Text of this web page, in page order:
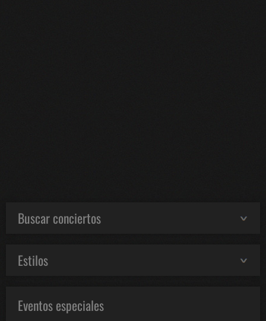
Buscar conciertos
Estilos
Eventos especiales